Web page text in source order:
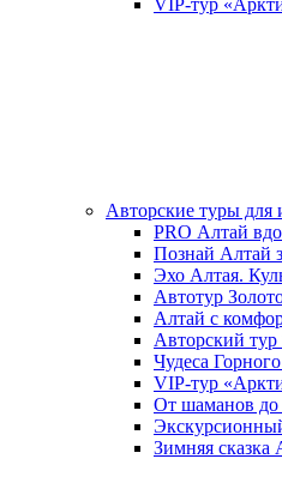
VIP-тур
Авторские туры для
PRO Алтай
Познай Алтай
Эхо Алтая.
Автотур
Алтай с
Авторский
Чудеса
VIP-тур
От шаманов до
Зимняя сказка